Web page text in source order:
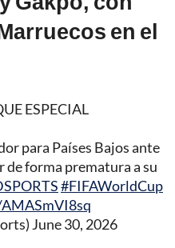
en el
ESPECIAL
para Países Bajos ante
de forma prematura a su
#FIFAWorldCup
June 30, 2026